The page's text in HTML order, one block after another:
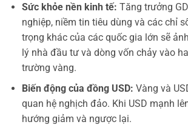
Sức khỏe nền kinh tế: Tăng trưởng
nghiệp, niềm tin tiêu dùng và các chỉ
trọng khác của các quốc gia lớn sẽ
lý nhà đầu tư và dòng vốn chảy vào
trường vàng.
Biến động của đồng USD: Vàng và
quan hệ nghịch đảo. Khi USD mạnh
hướng giảm và ngược lại.